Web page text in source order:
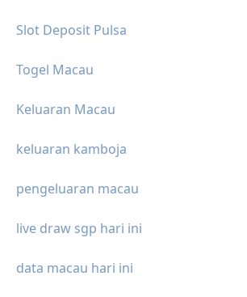
Slot Deposit Pulsa
Togel Macau
Keluaran Macau
keluaran kamboja
pengeluaran macau
live draw sgp hari ini
data macau hari ini